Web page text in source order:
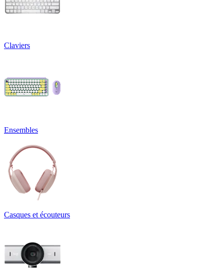
Claviers
Ensembles
Casques et écouteurs